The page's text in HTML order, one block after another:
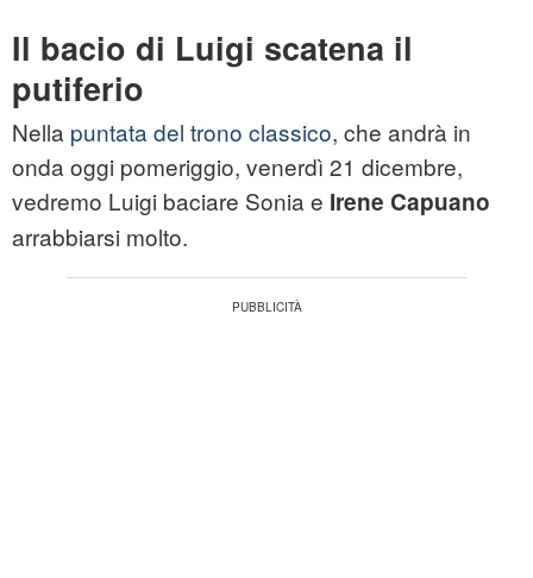
Il bacio di Luigi scatena il
putiferio
Nella puntata del trono classico, che andrà in
onda oggi pomeriggio, venerdì 21 dicembre,
vedremo Luigi baciare Sonia e Irene Capuano
arrabbiarsi molto.